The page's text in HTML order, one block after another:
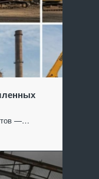
—…